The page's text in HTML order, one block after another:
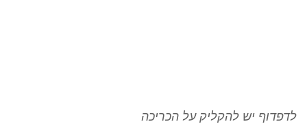
לדפדוף יש להקליק על הכריכה